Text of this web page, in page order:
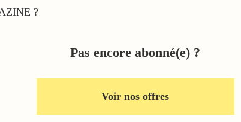
?
Pas encore abonné(e) ?
Voir nos offres